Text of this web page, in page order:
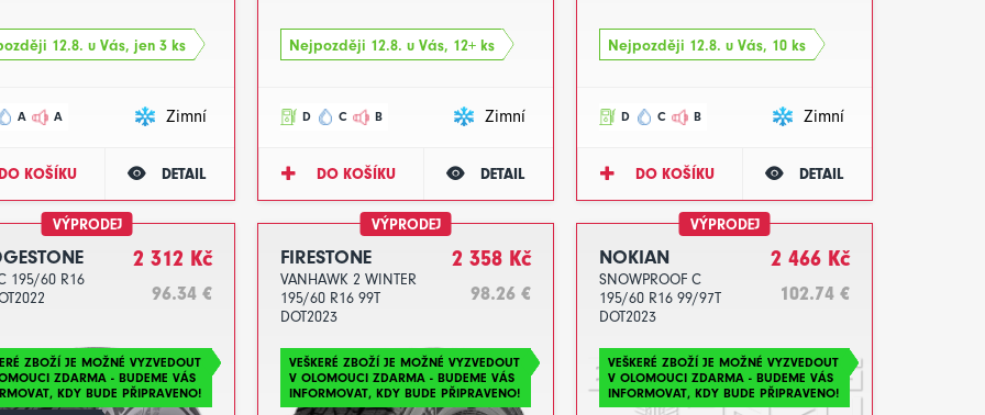
12.8. u Vás, jen 3 ks
A A Zimní
KOŠÍKU DETAIL
Nejpozději 12.8. u Vás, 12+ ks
D C B Zimní
DO KOŠÍKU DETAIL
Nejpozději 12.8. u Vás, 10 ks
D C B Zimní
DO KOŠÍKU DETAIL
VÝPRODEJ
195/60 R16
2 312 Kč
96.34 €
ZBOŽÍ JE MOŽNÉ VYZVEDOUT
ZDARMA - BUDEME VÁS
KDY BUDE PŘIPRAVENO!
VÝPRODEJ
FIRESTONE
VANHAWK 2 WINTER
195/60 R16 99T
DOT2023
2 358 Kč
98.26 €
VEŠKERÉ ZBOŽÍ JE MOŽNÉ VYZVEDOUT
V OLOMOUCI ZDARMA - BUDEME VÁS
INFORMOVAT, KDY BUDE PŘIPRAVENO!
VÝPRODEJ
NOKIAN
SNOWPROOF C
195/60 R16 99/97T
DOT2023
2 466 Kč
102.74 €
VEŠKERÉ ZBOŽÍ JE MOŽNÉ VYZVEDOUT
V OLOMOUCI ZDARMA - BUDEME VÁS
INFORMOVAT, KDY BUDE PŘIPRAVENO!